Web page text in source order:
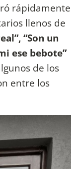
rápidamente
llenos de
“Son un
ese bebote”
de los
entre los